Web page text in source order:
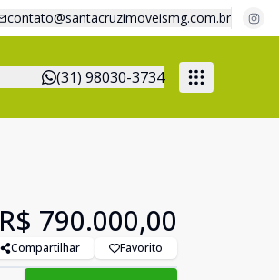
contato@santacruzimoveismg.com.br
(31) 98030-3734
R$ 790.000,00
Compartilhar Favorito